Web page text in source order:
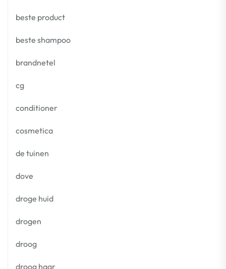
beste product
beste shampoo
brandnetel
cg
conditioner
cosmetica
de tuinen
dove
droge huid
drogen
droog
droog haar